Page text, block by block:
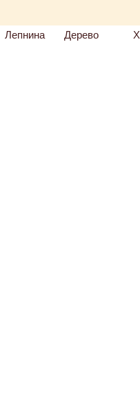
Лепнина Дерево